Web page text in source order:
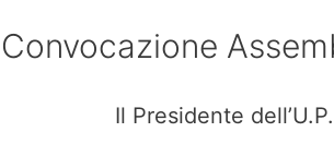
Convocazione
Il Presidente